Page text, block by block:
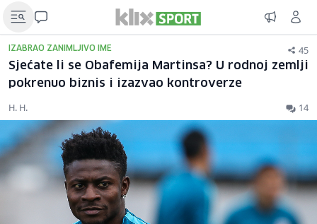
IZABRAO ZANIMLJIVO IME 45
Sjećate li se Obafemija Martinsa? U rodnoj zemlji
pokrenuo biznis i izazvao kontroverze
H. H. 14